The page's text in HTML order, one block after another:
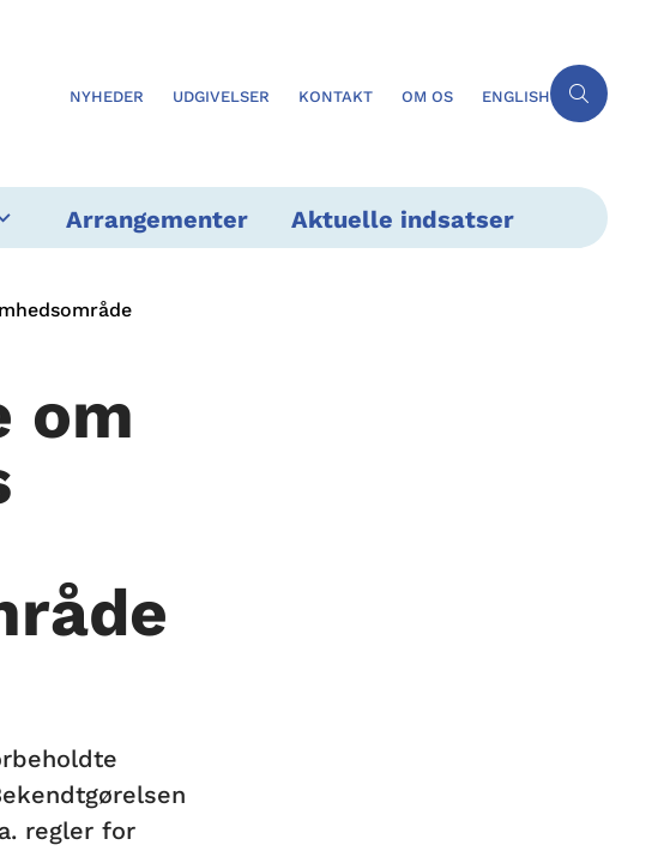
NYHEDER UDGIVELSER KONTAKT OM OS ENGLISH
Arrangementer Aktuelle indsatser
om
regler for